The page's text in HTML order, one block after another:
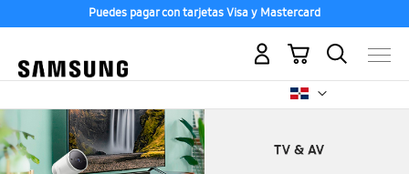
Puedes pagar con tarjetas Visa y Mastercard
Mi carrito